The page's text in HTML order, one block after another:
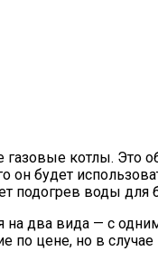
котлы. Это
он будет
подогрев воды
на два вида — с
по цене, но в